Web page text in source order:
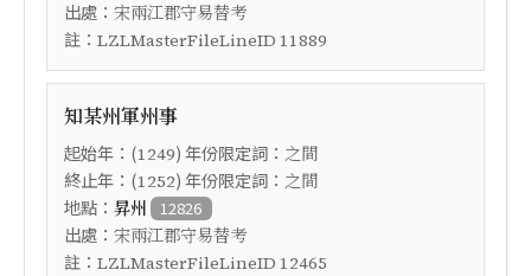
出處： 宋兩江郡守易替考
註： LZLMasterFileLineID 11889
知某州軍州事
起始年：(1249) 年份限定詞： 之間
終止年：(1252) 年份限定詞： 之間
地點： 昇州 12826
出處： 宋兩江郡守易替考
註： LZLMasterFileLineID 12465